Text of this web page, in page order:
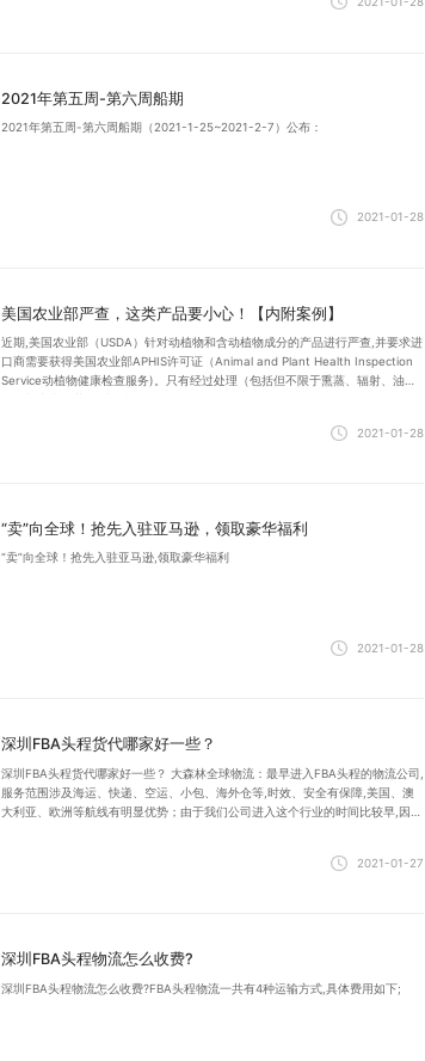
2021年第五周-第六周船期
2021年第五周-第六周船期（2021-1-25~2021-2-7）公布：
2021-01-28
美国农业部严查，这类产品要小心！【内附案例】
近期,美国农业部（USDA）针对动植物和含动植物成分的产品进行严查,并要求进
口商需要获得美国农业部APHIS许可证（Animal and Plant Health Inspection
Service动植物健康检查服务)。只有经过处理（包括但不限于熏蒸、辐射、油漆
2021-01-28
“卖”向全球！抢先入驻亚马逊，领取豪华福利
“卖”向全球！抢先入驻亚马逊,领取豪华福利
2021-01-28
深圳FBA头程货代哪家好一些？
深圳FBA头程货代哪家好一些？ 大森林全球物流：最早进入FBA头程的物流公司,
服务范围涉及海运、快递、空运、小包、海外仓等,时效、安全有保障,美国、澳
大利亚、欧洲等航线有明显优势；由于我们公司进入这个行业的时间比较早,因此
2021-01-27
深圳FBA头程物流怎么收费?
深圳FBA头程物流怎么收费?FBA头程物流一共有4种运输方式,具体费用如下;